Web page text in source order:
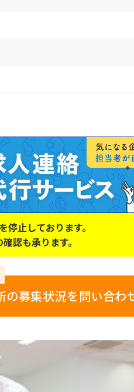
停止しております。
認も承ります。
の募集状況を問い合わ